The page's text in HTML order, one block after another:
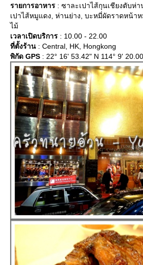
รายการอาหาร : ซาละเปาไส้กุนเชียงตับห่
เปาไส้หมูแดง, ห่านย่าง, บะหมี่ผัดราดหน้า
ไม้
เวลาเปิดบริการ : 10.00 - 22.00
ที่ตั้งร้าน : Central, HK, Hongkong
พิกัด GPS : 22° 16' 53.42" N 114° 9'